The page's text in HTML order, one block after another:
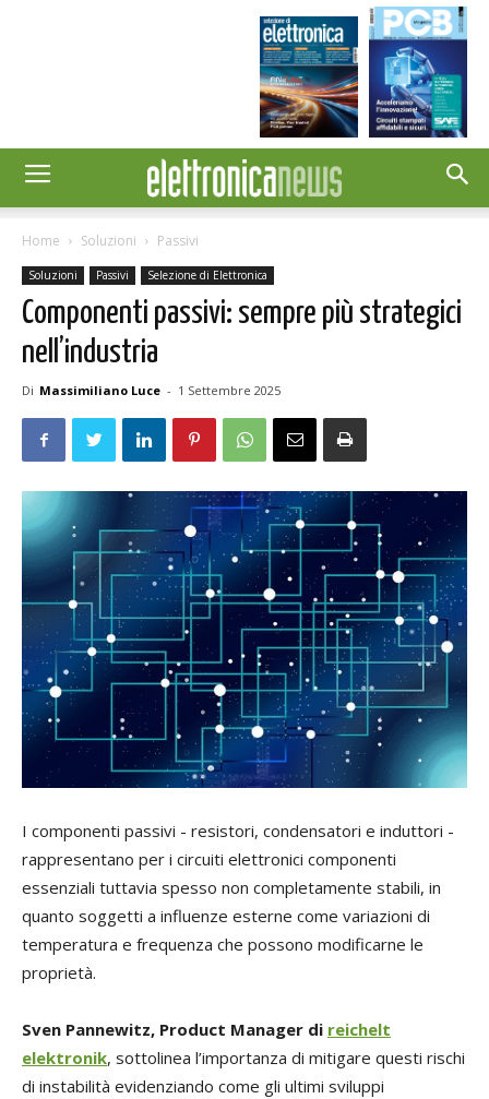
Home Soluzioni Passivi
Soluzioni Passivi Selezione di Elettronica
Componenti passivi: sempre più strategici
nell’industria
Di Massimiliano Luce - 1 Settembre 2025
I componenti passivi - resistori, condensatori e induttori -
rappresentano per i circuiti elettronici componenti
essenziali tuttavia spesso non completamente stabili, in
quanto soggetti a influenze esterne come variazioni di
temperatura e frequenza che possono modificarne le
proprietà.
Sven Pannewitz, Product Manager di reichelt
elektronik, sottolinea l’importanza di mitigare questi rischi
di instabilità evidenziando come gli ultimi sviluppi